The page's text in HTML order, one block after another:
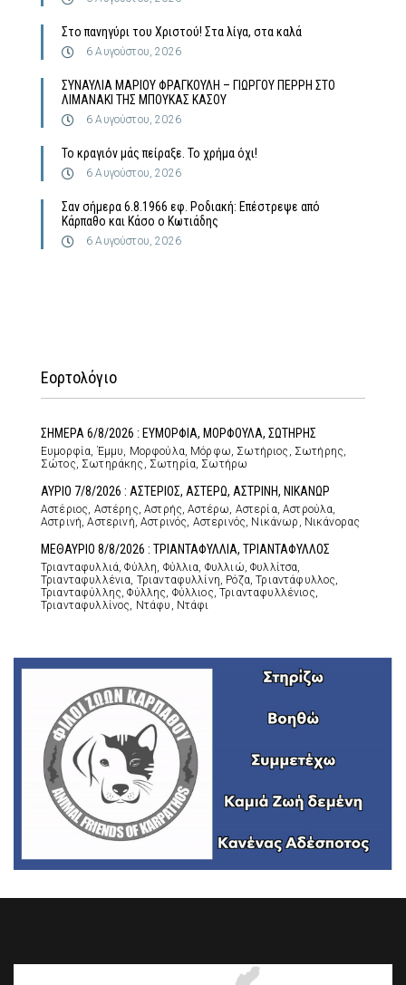
Στο πανηγύρι του Χριστού! Στα λίγα, στα καλά
6 Αυγούστου, 2026
ΣΥΝΑΥΛΙΑ ΜΑΡΙΟΥ ΦΡΑΓΚΟΥΛΗ – ΓΙΩΡΓΟΥ ΠΕΡΡΗ ΣΤΟ
ΛΙΜΑΝΑΚΙ ΤΗΣ ΜΠΟΥΚΑΣ ΚΑΣΟΥ
6 Αυγούστου, 2026
Το κραγιόν μάς πείραξε. Το χρήμα όχι!
6 Αυγούστου, 2026
Σαν σήμερα 6.8.1966 εφ. Ροδιακή: Επέστρεψε από
Κάρπαθο και Κάσο ο Κωτιάδης
6 Αυγούστου, 2026
Εορτολόγιο
ΣΗΜΕΡΑ 6/8/2026 : ΕΥΜΟΡΦΙΑ, ΜΟΡΦΟΥΛΑ, ΣΩΤΗΡΗΣ
Ευμορφία, Έμμυ, Μορφούλα, Μόρφω, Σωτήριος, Σωτήρης,
Σώτος, Σωτηράκης, Σωτηρία, Σωτήρω
ΑΥΡΙΟ 7/8/2026 : ΑΣΤΕΡΙΟΣ, ΑΣΤΕΡΩ, ΑΣΤΡΙΝΗ, ΝΙΚΑΝΩΡ
Αστέριος, Αστέρης, Αστρής, Αστέρω, Αστερία, Αστρούλα,
Αστρινή, Αστερινή, Αστρινός, Αστερινός, Νικάνωρ, Νικάνορας
ΜΕΘΑΥΡΙΟ 8/8/2026 : ΤΡΙΑΝΤΑΦΥΛΛΙΑ, ΤΡΙΑΝΤΑΦΥΛΛΟΣ
Τριανταφυλλιά, Φύλλη, Φύλλια, Φυλλιώ, Φυλλίτσα,
Τριανταφυλλένια, Τριανταφυλλίνη, Ρόζα, Τριαντάφυλλος,
Τριανταφύλλης, Φύλλης, Φύλλιος, Τριανταφυλλένιος,
Τριανταφυλλίνος, Ντάφυ, Ντάφι